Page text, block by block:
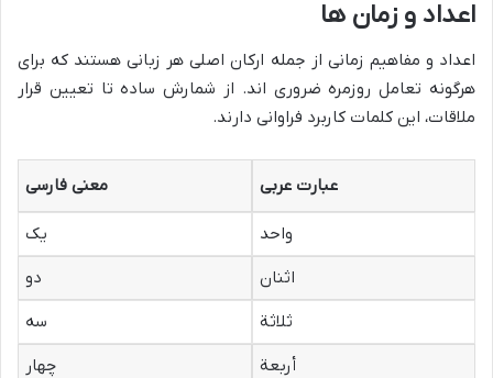
اعداد و زمان ها
اعداد و مفاهیم زمانی از جمله ارکان اصلی هر زبانی هستند که برای
هرگونه تعامل روزمره ضروری اند. از شمارش ساده تا تعیین قرار
ملاقات، این کلمات کاربرد فراوانی دارند.
عبارت عربی معنی فارسی
واحد
یک
اثنان
دو
ثلاثة
سه
أربعة
چهار